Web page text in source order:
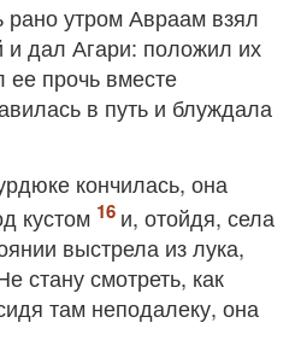
рано утром Авраам взял
дал Агари: положил их
ее прочь вместе
в путь и блуждала
кончилась, она
кустом
и, отойдя, села
выстрела из лука,
стану смотреть, как
там неподалеку, она